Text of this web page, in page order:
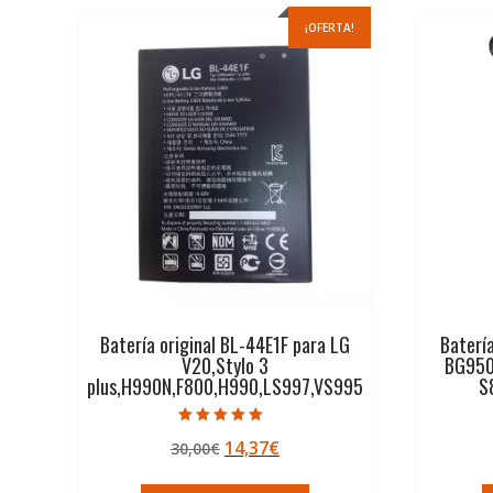
¡OFERTA!
Batería original BL-44E1F para LG
V20,Stylo 3
plus,H990N,F800,H990,LS997,VS995
5.00
de 5
30,00€ El
14,37€El